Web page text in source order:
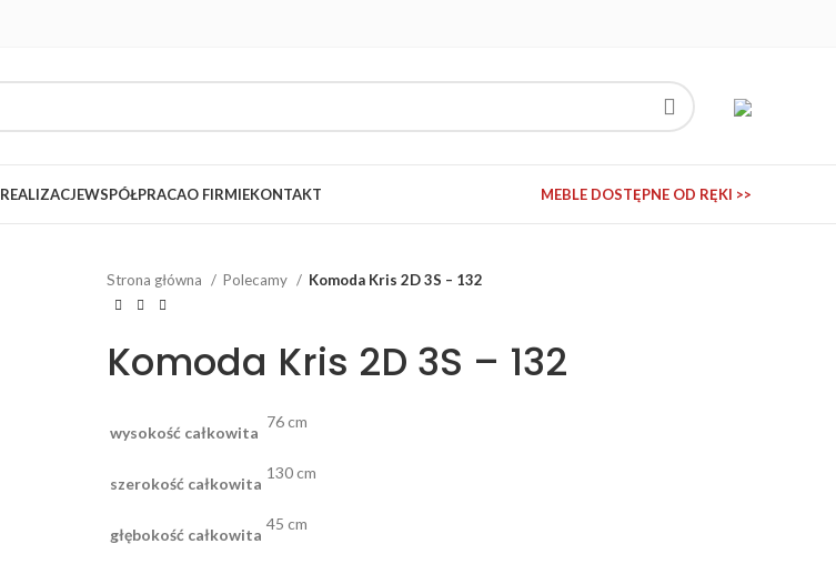
REALIZACJEWSPÓŁPRACAO FIRMIEKONTAKT MEBLE DOSTĘPNE OD RĘKI >>
Strona główna
Polecamy Komoda Kris 2D 3S – 132
Komoda Kris 2D 3S – 132
wysokość całkowita
76 cm
szerokość całkowita
130 cm
głębokość całkowita
45 cm